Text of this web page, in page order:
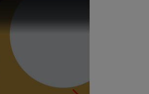
e di medicina generale nella malattia di Gaucher
Play